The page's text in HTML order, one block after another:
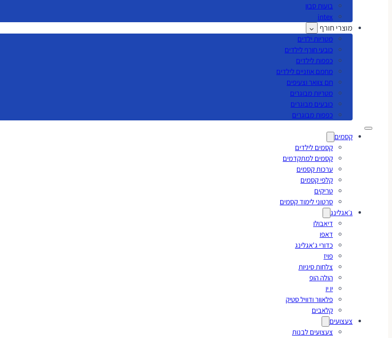
בועות סבון
intex
מוצרי חורף
מטריות ילדים
כובעי חורף לילדים
כפפות לילדים
מחמם אוזניים לילדים
חם צוואר וצעיפים
מטריות מבוגרים
כובעים מבוגרים
כפפות מבוגרים
קסמים
קסמים לילדים
קסמים למתקדמים
ערכות קסמים
קלפי קסמים
טריקים
סרטוני לימוד קסמים
ג׳אגלינג
דיאבולו
דאפו
כדורי ג'אגלינג
פויז
צלחות סיניות
הולה הופ
יו יו
פלאוור ודוויל סטיק
קלאבים
צעצועים
צעצועים לבנות